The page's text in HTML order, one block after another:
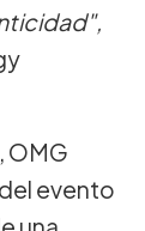
OMG
evento